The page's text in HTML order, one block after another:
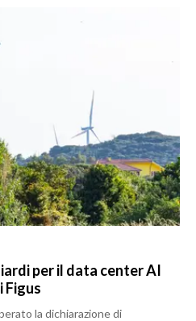
per il data center AI
Figus
la dichiarazione di